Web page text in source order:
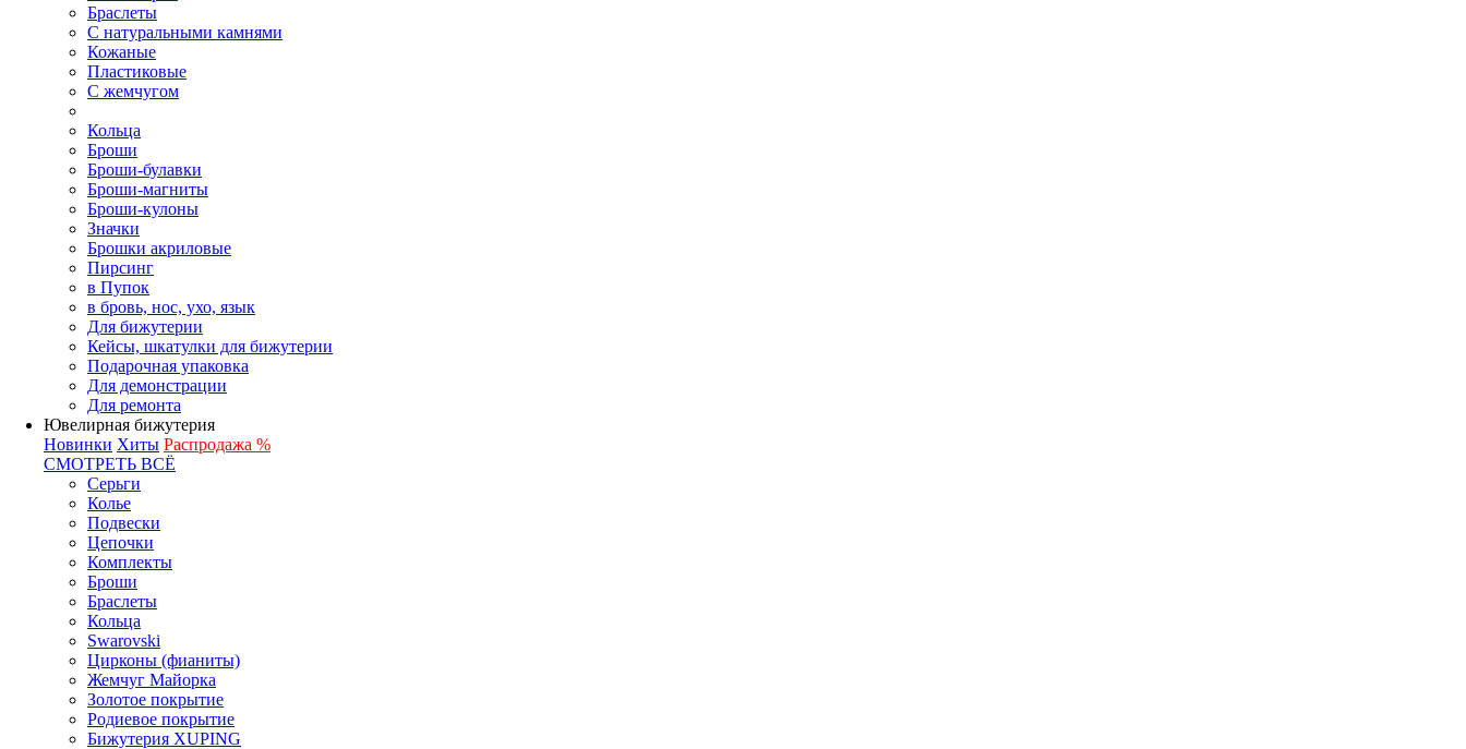
Браслеты
С натуральными камнями
Кожаные
Пластиковые
С жемчугом
Кольца
Броши
Броши-булавки
Броши-магниты
Броши-кулоны
Значки
Брошки акриловые
Пирсинг
в Пупок
в бровь, нос, ухо, язык
Для бижутерии
Кейсы, шкатулки для бижутерии
Подарочная упаковка
Для демонстрации
Для ремонта
Ювелирная бижутерия
Новинки Хиты Распродажа %
СМОТРЕТЬ ВСЁ
Серьги
Колье
Подвески
Цепочки
Комплекты
Броши
Браслеты
Кольца
Swarovski
Цирконы (фианиты)
Жемчуг Майорка
Золотое покрытие
Родиевое покрытие
Бижутерия XUPING